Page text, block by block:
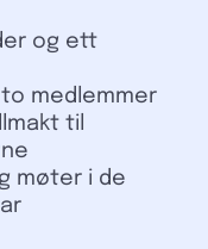
og ett
medlemmer
til
møter i de